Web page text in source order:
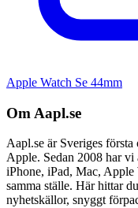
Apple Watch Se 44mm
Om Aapl.se
Aapl.se är Sveriges
Apple. Sedan 2008 har
iPhone, iPad, Mac,
samma ställe. Här hittar
nyhetskällor, snyggt